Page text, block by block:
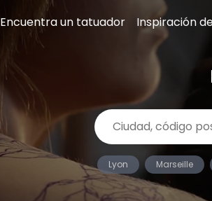
Encuentra un tatuador Inspiración
Lyon Marseille